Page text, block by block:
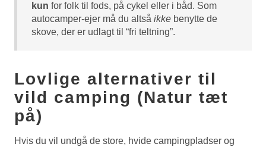
kun for folk til fods, på cykel eller i båd. Som
autocamper-ejer må du altså ikke benytte de
skove, der er udlagt til “fri teltning”.
Lovlige alternativer til
vild camping (Natur tæt
på)
Hvis du vil undgå de store, hvide campingpladser og